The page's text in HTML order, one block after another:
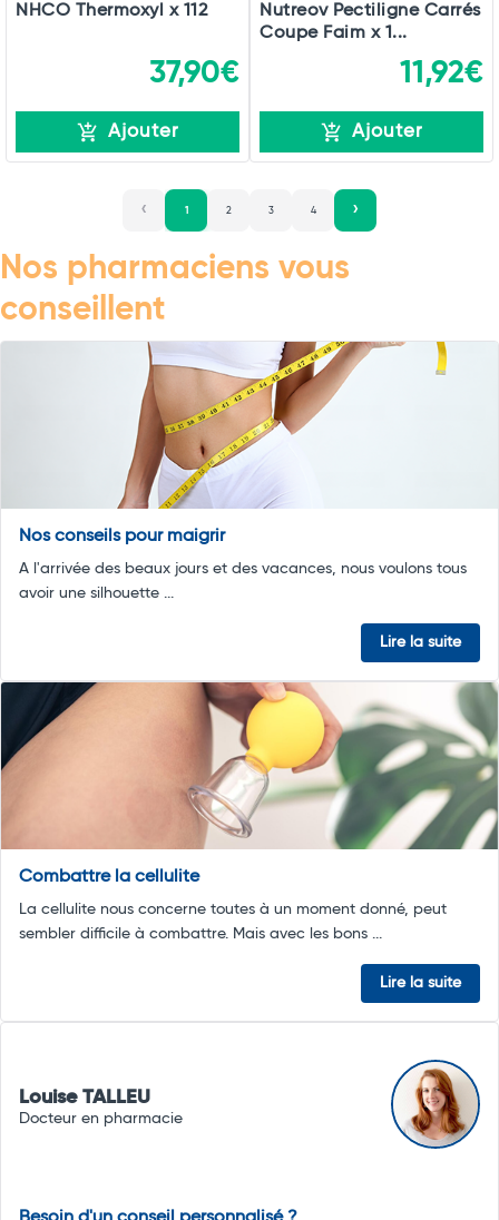
NHCO Thermoxyl x 112
37,90€
Ajouter
Nutreov Pectiligne Carrés
Coupe Faim x 1...
11,92€
Ajouter
1 2 3 4
Nos pharmaciens vous
conseillent
Nos conseils pour maigrir
A l'arrivée des beaux jours et des vacances, nous voulons tous
avoir une silhouette ...
Lire la suite
Combattre la cellulite
La cellulite nous concerne toutes à un moment donné, peut
sembler difficile à combattre. Mais avec les bons ...
Lire la suite
Louise TALLEU
Docteur en pharmacie